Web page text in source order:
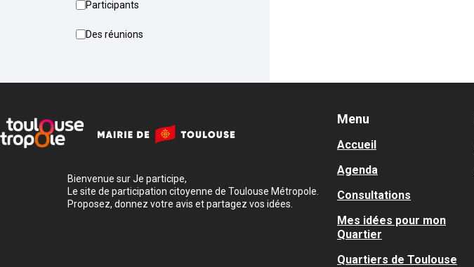
Participants
Des réunions
Bienvenue sur Je participe,
Le site de participation citoyenne de Toulouse Métropole.
Proposez, donnez votre avis et partagez vos idées.
Menu
Accueil
Agenda
Consultations
Mes idées pour mon
Quartier
Quartiers de Toulouse